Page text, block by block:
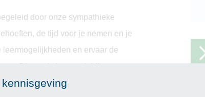
door onze sympathieke
de tijd voor je nemen en je
en ervaar de
Dit maakt jouw opleiding